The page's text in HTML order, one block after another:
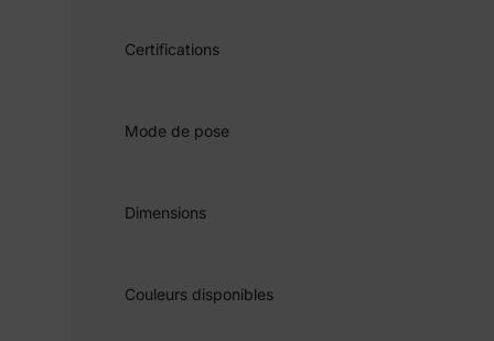
Certifications
Mode de pose
Dimensions
Couleurs disponibles